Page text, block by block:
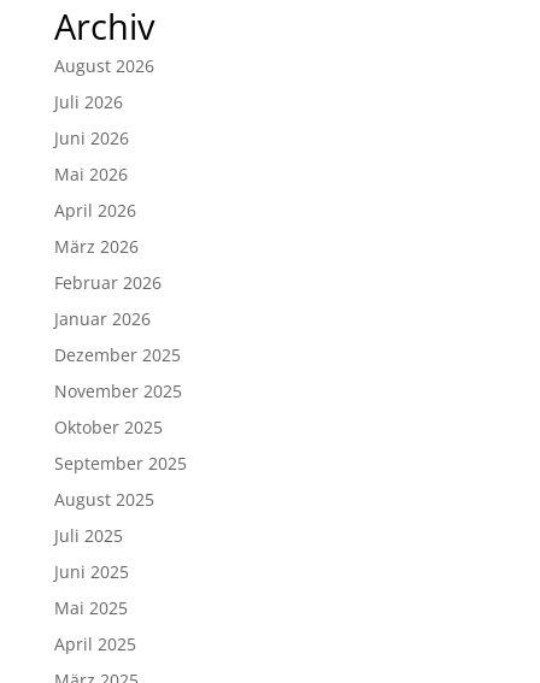
Archiv
August 2026
Juli 2026
Juni 2026
Mai 2026
April 2026
März 2026
Februar 2026
Januar 2026
Dezember 2025
November 2025
Oktober 2025
September 2025
August 2025
Juli 2025
Juni 2025
Mai 2025
April 2025